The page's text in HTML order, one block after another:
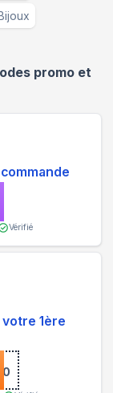
promo et
Vérifié
1ère